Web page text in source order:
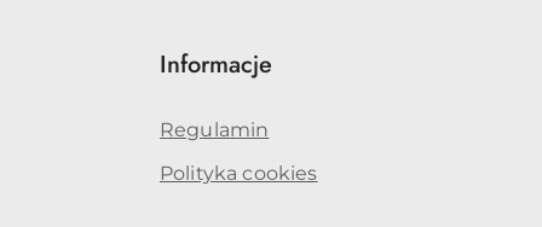
Informacje
Regulamin
Polityka cookies